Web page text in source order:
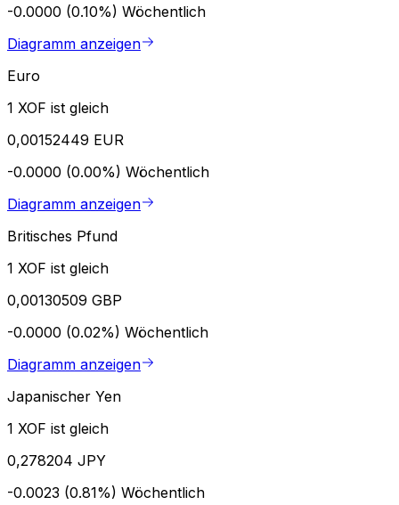
-0.0000 (0.10%) Wöchentlich
Diagramm anzeigen
Euro
1 XOF ist gleich
0,00152449 EUR
-0.0000 (0.00%) Wöchentlich
Diagramm anzeigen
Britisches Pfund
1 XOF ist gleich
0,00130509 GBP
-0.0000 (0.02%) Wöchentlich
Diagramm anzeigen
Japanischer Yen
1 XOF ist gleich
0,278204 JPY
-0.0023 (0.81%) Wöchentlich